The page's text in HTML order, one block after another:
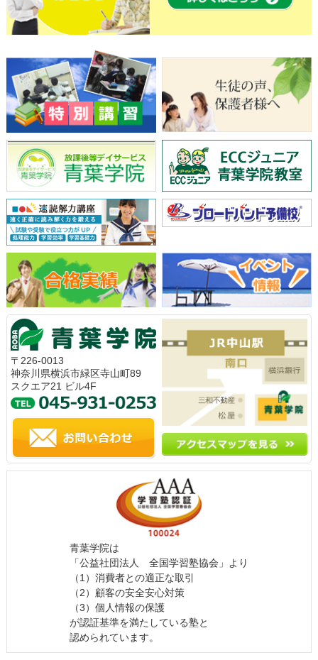
〒226-0013
神奈川県横浜市緑区寺山町89
スクエア21 ビル4F
青葉学院は
「公益社団法人 全国学習塾協会」より
（1）消費者との適正な取引
（2）顧客の安全安心対策
（3）個人情報の保護
が認証基準を満たしている塾と
認められています。